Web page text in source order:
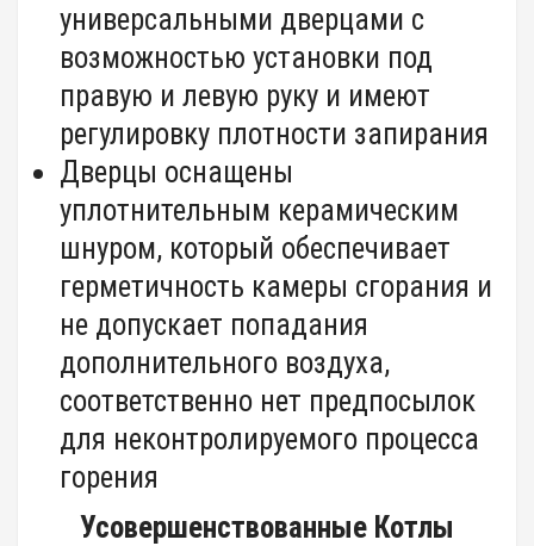
универсальными дверцами с
возможностью установки под
правую и левую руку и имеют
регулировку плотности запирания
Дверцы оснащены
уплотнительным керамическим
шнуром, который обеспечивает
герметичность камеры сгорания и
не допускает попадания
дополнительного воздуха,
соответственно нет предпосылок
для неконтролируемого процесса
горения
Усовершенствованные Котлы